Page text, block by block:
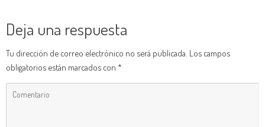
Deja una respuesta
Tu dirección de correo electrónico no será publicada. Los campos
obligatorios están marcados con *